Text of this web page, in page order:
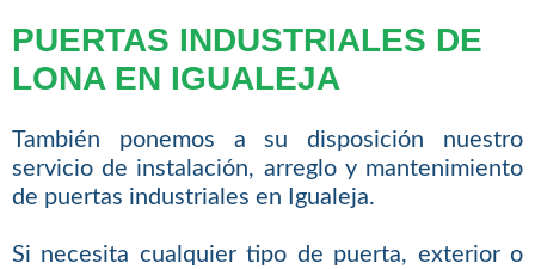
PUERTAS INDUSTRIALES DE
LONA EN IGUALEJA
También ponemos a su disposición nuestro
servicio de instalación, arreglo y mantenimiento
de puertas industriales en Igualeja.
Si necesita cualquier tipo de puerta, exterior o